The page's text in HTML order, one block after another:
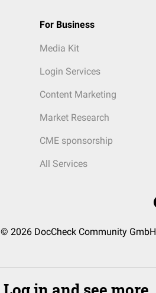
For Business
Media Kit
Login Services
Content Marketing
Market Research
CME sponsorship
All Services
© 2026 DocCheck Community GmbH